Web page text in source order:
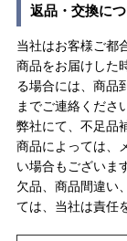
返品・交換に
当社はお客様ご都
商品をお届けした
る場合には、商品
までご連絡くださ
弊社にて、不足品
商品によっては、
い場合もございま
欠品、商品間違い
ては、当社は責任